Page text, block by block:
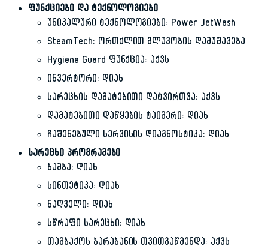
ფუნქციები და ტექნოლოგიები
უნიკალური ტექნოლოგიები: Power JetWash
SteamTech: ორთქლით გლუვობის დამუშავება
Hygiene Guard ფუნქცია: აქვს
ინვერტორი: დიახ
სარეცხის დამატებითი დატვირთვა: აქვს
დამატებითი დაწყების ტაიმერი: დიახ
ჩაშენებული სერვისის დიაგნოსტიკა: დიახ
სარეცხი პროგრამები
ბამბა: დიახ
სინთეტიკა: დიახ
ნაღველი: დიახ
სწრაფი სარეცხი: დიახ
თამბაქოს ბარაბანის თვითგაწმენდა: აქვს